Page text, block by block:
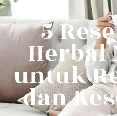
5
Herbal
untuk
dan